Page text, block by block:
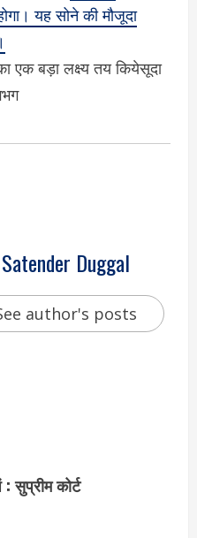
यह सोने की मौजूदा
एक बड़ा लक्ष्य तय कियेसूदा
Satender Duggal
author's posts
: सुप्रीम कोर्ट